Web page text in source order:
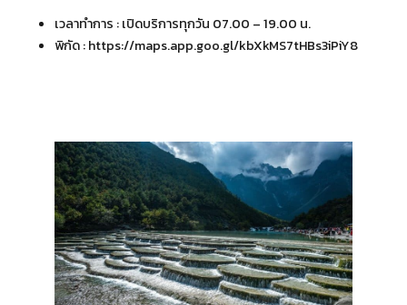
เวลาทำการ : เปิดบริการทุกวัน 07.00 – 19.00 น.
พิกัด :https://maps.app.goo.gl/kbXkMS7tHBs3iPiY8